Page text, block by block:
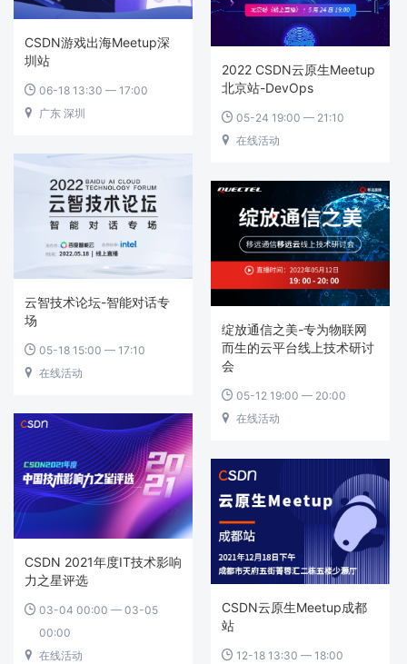
CSDN游戏出海Meetup深
圳站
 06-18 13:30 — 17:00
 广东 深圳
2022 CSDN云原生Meetup
北京站-DevOps
 05-24 19:00 — 21:10
 在线活动
云智技术论坛-智能对话专
场
 05-18 15:00 — 17:10
 在线活动
绽放通信之美-专为物联网
而生的云平台线上技术研讨
会
 05-12 19:00 — 20:00
 在线活动
CSDN 2021年度IT技术影响
力之星评选
 03-04 00:00 — 03-05
00:00
 在线活动
CSDN云原生Meetup成都
站
 12-18 13:30 — 18:00